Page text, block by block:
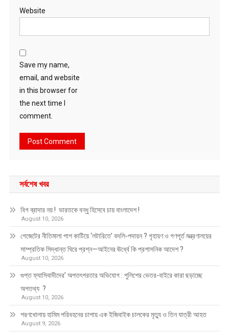
Website
Save my name,
email, and website
in this browser for
the next time I
comment.
সর্বশেষ খবর
বিগ ব্রাদার নয় ! ভারতকে বন্ধু হিসেবে চায় বাংলাদেশ !
August 10, 2026
গেজেটের নীতিমালা পাশ কাটিয়ে ‘লটারিতে’ বদলি-পদায়ন ? গৃহায়ণ ও গণপূর্ত মন্ত্রণালয়ের
সাম্প্রতিক সিদ্ধান্ত ঘিরে প্রশ্ন—আইনের ঊর্ধ্বে কি প্রশাসনিক আদেশ ?
August 10, 2026
গুপ্ত ফ্যাসিবাদীদের’ অপতৎপরতার অভিযোগ : পুলিশের ভেতর-বাইরে কারা ছড়াচ্ছে
অপতথ্য ?
August 10, 2026
শরণখোলায় হামিম পরিবহনের চাপায় এক ইজিবাইক চালকের মৃত্যু ও তিন যাত্রী আহত
August 9, 2026